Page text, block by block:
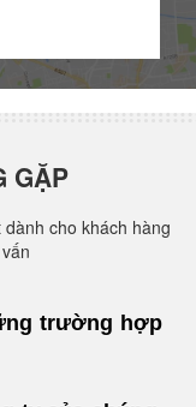
GẶP
cho khách hàng
trường hợp